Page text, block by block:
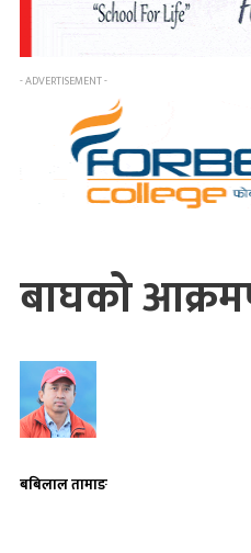
- ADVERTISEMENT -
बाघको
बबिलाल तामाङ